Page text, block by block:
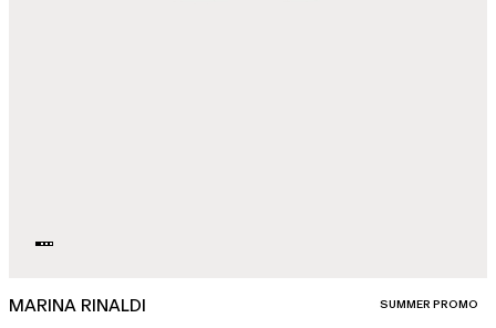
MARINA RINALDI KATEGORIE:
SUMMER PROMO